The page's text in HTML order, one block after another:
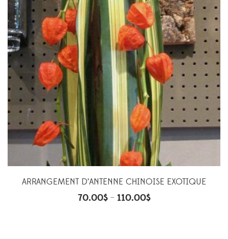
ARRANGEMENT D’ANTENNE CHINOISE EXOTIQUE
70.00$– 110.00$